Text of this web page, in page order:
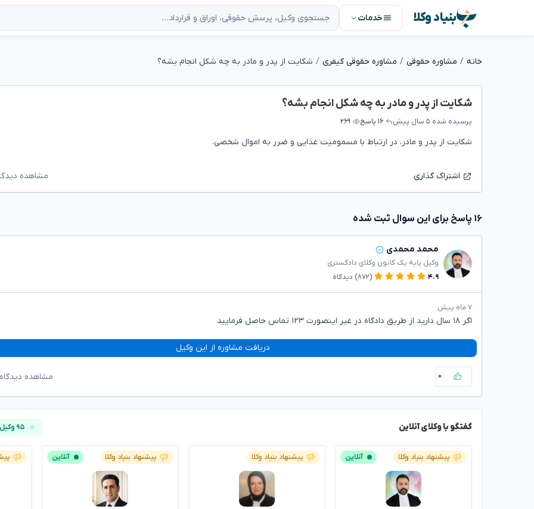
بنیاد وکلا خدمات
خانه مشاوره حقوقی مشاوره حقوقی کیفری شکایت از پدر و مادر به چه شکل انجام بشه؟
شکایت از پدر و مادر به چه شکل انجام بشه؟
پرسیده شده ۵ سال پیش ۱۶ پاسخ ۲۶۹
شکایت از پدر و مادر، در ارتباط با مسمومیت غذایی و ضرر به اموال شخصی.
اشتراک گذاری مشاهده
۱۶ پاسخ برای این سوال ثبت شده
محمد محمدی
وکیل پایه یک کانون وکلای دادگستری
۴.۹
(۸۷۲) دیدگاه
۷ ماه پیش
اگر ۱۸ سال دارید از طریق دادگاه در غیر اینصورت ۱۲۳ تماس حاصل فرمایید
دریافت مشاوره از این وکیل
۰ مشاهده
گفتگو با وکلای آنلاین ۹۵ وکیل آنلاین
پیشنهاد بنیاد وکلا آنلاین پیشنهاد بنیاد وکلا پیشنهاد بنیاد وکلا آنلاین